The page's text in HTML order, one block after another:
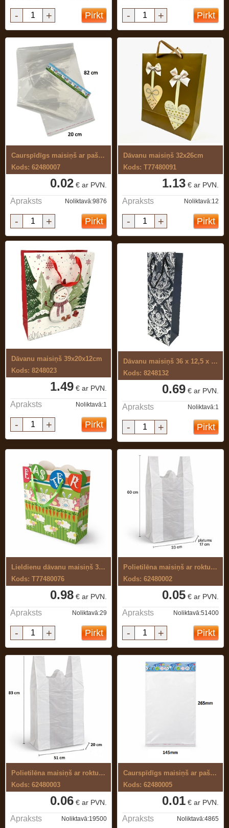
- + Pirkt - + Pirkt
Caurspīdīgs maisiņš ar pašlīmējošu joslu
Kods: 62480007
0.02 € ar PVN.
Apraksts Noliktavā:9876
- + Pirkt
Dāvanu maisiņš 32x26cm
Kods: T77480091
1.13 € ar PVN.
Apraksts Noliktavā:12
- + Pirkt
Dāvanu maisiņš 39x20x12cm
Kods: 8248023
1.49 € ar PVN.
Apraksts Noliktavā:1
- + Pirkt
Dāvanu maisiņš 36 x 12,5 x 8,5 cm
Kods: 8248132
0.69 € ar PVN.
Apraksts Noliktavā:1
- + Pirkt
Lieldienu dāvanu maisiņš 32x25cm
Kods: T77480076
0.98 € ar PVN.
Apraksts Noliktavā:29
- + Pirkt
Polietilēna maisiņš ar rokturiem 33+17 ...
Kods: 62480002
0.05 € ar PVN.
Apraksts Noliktavā:51400
- + Pirkt
Polietilēna maisiņš ar rokturiem 51+20 ...
Kods: 62480003
0.06 € ar PVN.
Apraksts Noliktavā:19500
Caurspīdīgs maisiņš ar pašlīmējošu joslu
Kods: 62480005
0.01 € ar PVN.
Apraksts Noliktavā:4865